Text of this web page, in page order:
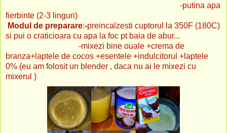
-putina apa
fierbinte (2-3 linguri)
Modul de preparare:-preincalzesti cuptorul la 350F (180C)
si pui o craticioara cu apa la foc pt baia de abur...
-mixezi bine ouale +crema de
branza+laptele de cocos +esentele +indulcitorul +laptele
0% (eu am folosit un blender , daca nu ai le mixezi cu
mixerul )